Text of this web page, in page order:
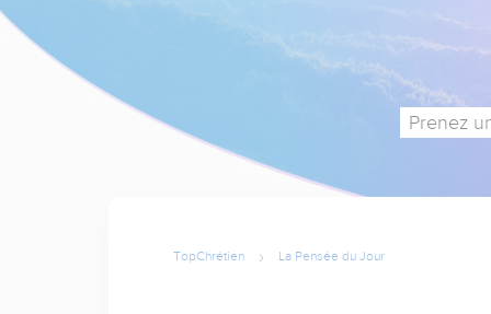
Prenez
TopChrétien La Pensée du Jour